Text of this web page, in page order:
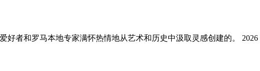
好者和罗马本地专家满怀热情地从艺术和历史中汲取灵感创建的。 2026